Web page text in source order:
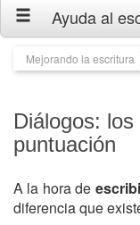
Ayuda al
Mejorando la escritura
Diálogos:
puntuación
A la hora de
diferencia que